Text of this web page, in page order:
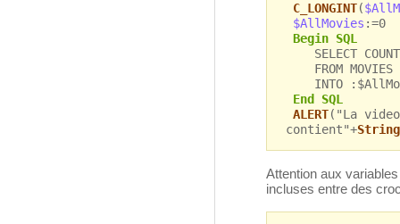
C_LONGINT(
$AllMovies :=0
Begin SQL
SELECT
FROM MOVIES
INTO
End SQL
ALERT("La
contient"+String
Attention aux
incluses entre des